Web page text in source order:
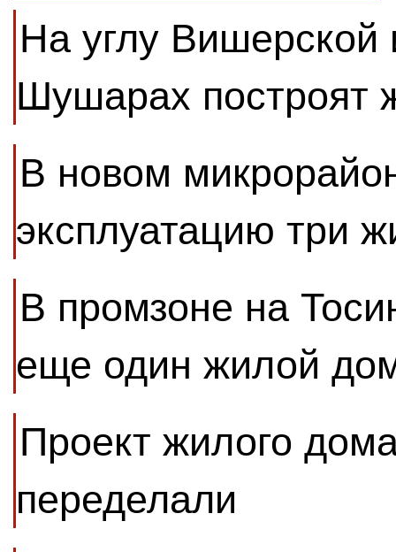
На углу Вишерской
Шушарах построят
В новом
эксплуатацию три
В промзоне на
еще один жилой
Проект жилого
переделали